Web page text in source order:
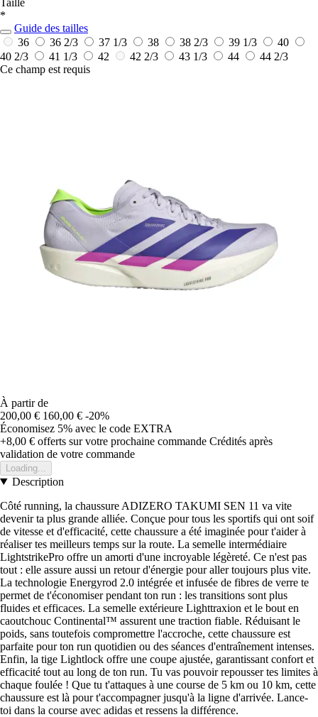
*
Guide des tailles
36
36 2/3 37 1/3 38 38 2/3 39 1/3
40
40 2/3
41 1/3 42 42 2/3 43 1/3 44
44 2/3
Ce champ est requis
À partir de
200,00 € 160,00 € -20%
Économisez 5% avec le code EXTRA
+8,00 € offerts sur votre prochaine commande Crédités après
validation de votre commande
Loading...
Description
Côté running, la chaussure ADIZERO TAKUMI SEN 11 va vite
devenir ta plus grande alliée. Conçue pour tous les sportifs qui ont soif
de vitesse et d'efficacité, cette chaussure a été imaginée pour t'aider à
réaliser tes meilleurs temps sur la route. La semelle intermédiaire
LightstrikePro offre un amorti d'une incroyable légèreté. Ce n'est pas
tout : elle assure aussi un retour d'énergie pour aller toujours plus vite.
La technologie Energyrod 2.0 intégrée et infusée de fibres de verre te
permet de t'économiser pendant ton run : les transitions sont plus
fluides et efficaces. La semelle extérieure Lighttraxion et le bout en
caoutchouc Continental™ assurent une traction fiable. Réduisant le
poids, sans toutefois compromettre l'accroche, cette chaussure est
parfaite pour ton run quotidien ou des séances d'entraînement intenses.
Enfin, la tige Lightlock offre une coupe ajustée, garantissant confort et
efficacité tout au long de ton run. Tu vas pouvoir repousser tes limites à
chaque foulée ! Que tu t'attaques à une course de 5 km ou 10 km, cette
chaussure est là pour t'accompagner jusqu'à la ligne d'arrivée. Lance-
toi dans la course avec adidas et ressens la différence.